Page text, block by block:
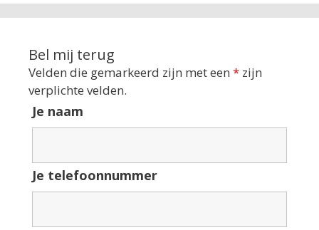
Bel mij terug
Velden die gemarkeerd zijn met een * zijn
verplichte velden.
Je naam
Je telefoonnummer